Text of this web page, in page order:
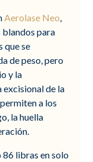
Aerolase Neo,
para
que se
de peso, pero
y la
de la
permiten a los
la huella
86 libras en solo